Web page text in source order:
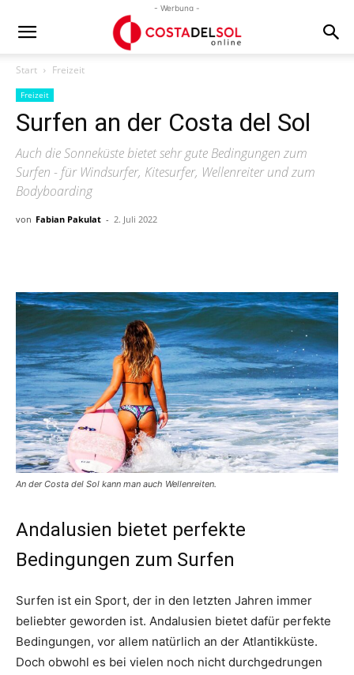
- Werbung -
Start Freizeit
Freizeit
Surfen an der Costa del Sol
Auch die Sonneküste bietet sehr gute Bedingungen zum
Surfen - für Windsurfer, Kitesurfer, Wellenreiter und zum
Bodyboarding
von Fabian Pakulat - 2. Juli 2022
An der Costa del Sol kann man auch Wellenreiten.
Andalusien bietet perfekte
Bedingungen zum Surfen
Surfen ist ein Sport, der in den letzten Jahren immer
beliebter geworden ist. Andalusien bietet dafür perfekte
Bedingungen, vor allem natürlich an der Atlantikküste.
Doch obwohl es bei vielen noch nicht durchgedrungen